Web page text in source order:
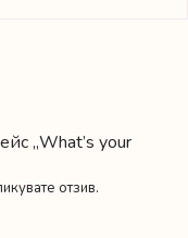
„What’s your
отзив.